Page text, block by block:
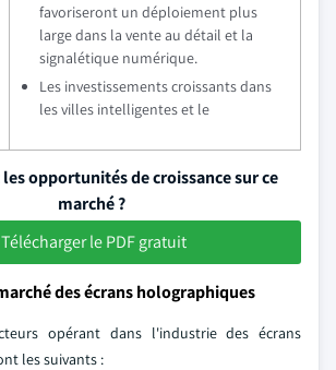
favoriseront un déploiement plus
large dans la vente au détail et la
signalétique numérique.
Les investissements croissants dans
les villes intelligentes et le
opportunités de croissance sur ce
marché ?
Télécharger le PDF gratuit
des écrans holographiques
opérant dans l'industrie des écrans
les suivants :